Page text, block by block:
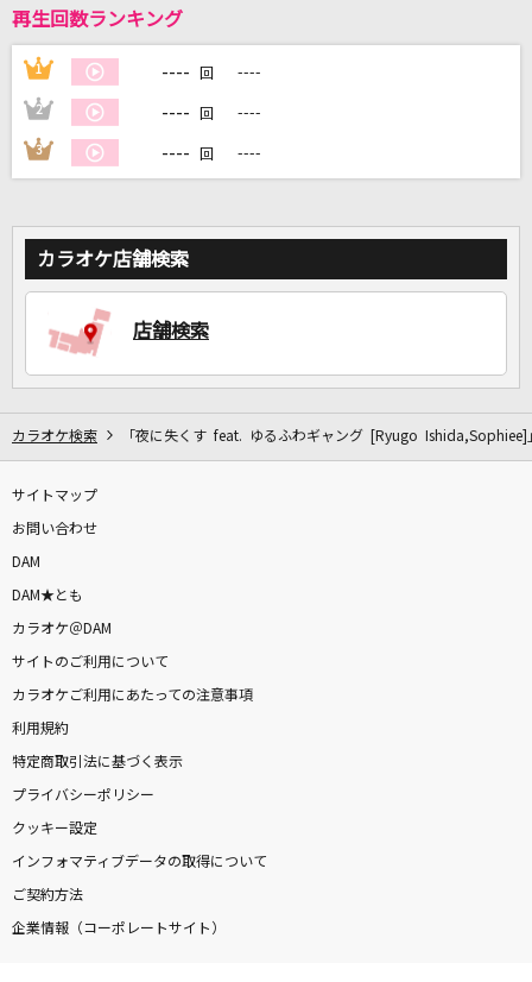
DAMに会員登録・ログインして
自宅でカラオケ歌い放題！
家族や友達と一緒に！練習にも！
再生回数ランキング
1 ---- 回 ----
2 ---- 回 ----
3 ---- 回 ----
カラオケ店舗検索
店舗検索
カラオケ検索 「夜に失くす feat. ゆるふわギャング [Ryugo Ishida,Sophiee]
サイトマップ
お問い合わせ
DAM
DAM★とも
カラオケ＠DAM
サイトのご利用について
カラオケご利用にあたっての注意事項
利用規約
特定商取引法に基づく表示
プライバシーポリシー
クッキー設定
インフォマティブデータの取得について
ご契約方法
企業情報（コーポレートサイト）